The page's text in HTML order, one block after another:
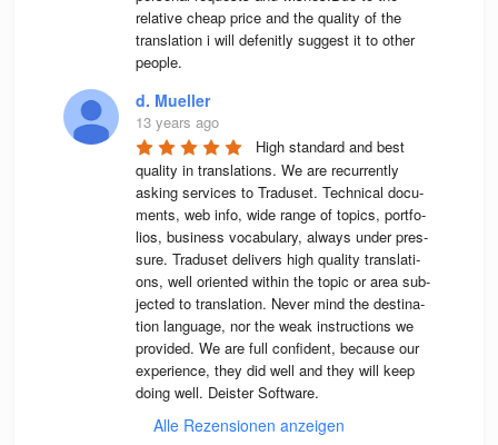
relative cheap price and the quality of the
translation i will defenitly suggest it to other
people.
d. Mueller
13 years ago
High stan­dard and best
qua­lity in trans­la­ti­ons. We are recur­rently
asking ser­vices to Tra­du­set. Tech­ni­cal docu­
ments, web info, wide range of topics, port­fo­
lios, busi­ness voca­bu­lary, always under pres­
sure. Tra­du­set deli­vers high qua­lity trans­la­ti­
ons, well ori­en­ted wit­hin the topic or area sub­
jec­ted to trans­la­tion. Never mind the desti­na­
tion lan­guage, nor the weak instruc­tions we
pro­vi­ded. We are full con­fi­dent, because our
expe­ri­ence, they did well and they will keep
doing well. Deis­ter Software.
Alle Rezensionen anzeigen